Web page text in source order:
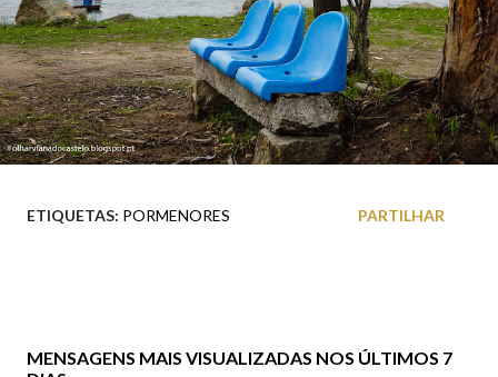
ETIQUETAS: PORMENORES PARTILHAR
MENSAGENS MAIS VISUALIZADAS NOS ÚLTIMOS 7